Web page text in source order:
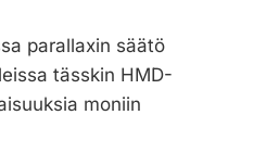
parallaxin säätö
tässkin HMD-
moniin